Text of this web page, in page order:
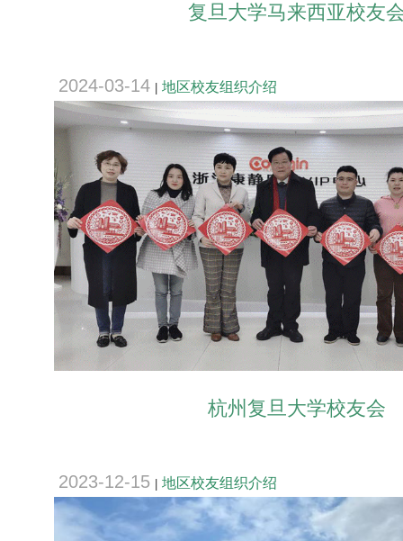
复旦大学马来西亚校友
2024-03-14 地区校友组织介绍
杭州复旦大学校友会
2023-12-15 地区校友组织介绍